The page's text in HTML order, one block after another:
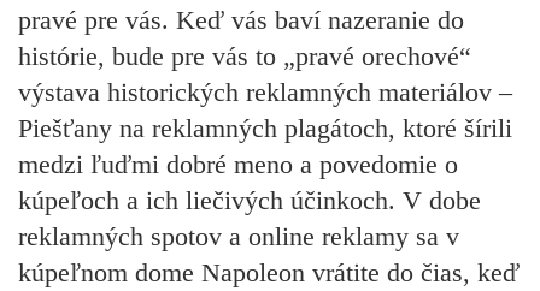
pravé pre vás. Keď vás baví nazeranie do
histórie, bude pre vás to „pravé orechové“
výstava historických reklamných materiálov –
Piešťany na reklamných plagátoch, ktoré šírili
medzi ľuďmi dobré meno a povedomie o
kúpeľoch a ich liečivých účinkoch. V dobe
reklamných spotov a online reklamy sa v
kúpeľnom dome Napoleon vrátite do čias, keď